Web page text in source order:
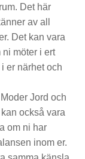
Det här
av all
Det kan vara
möter i ert
er närhet och
Jord och
också vara
om ni har
inom er.